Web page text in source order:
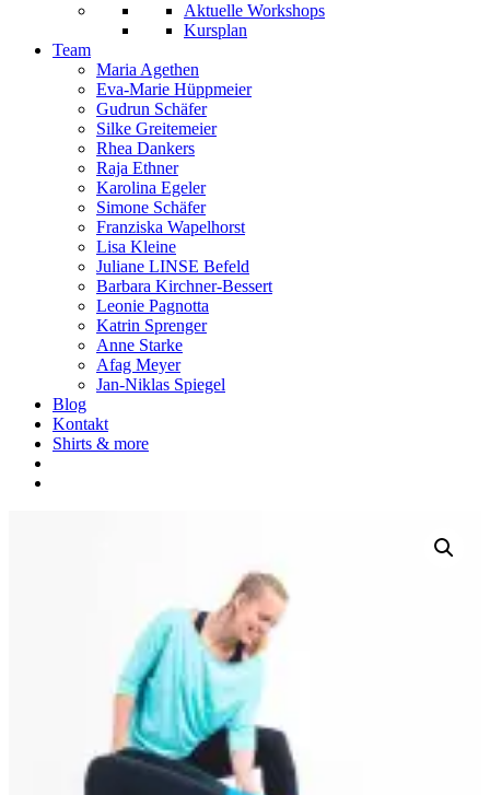
Aktuelle Workshops
Kursplan
Team
Maria Agethen
Eva-Marie Hüppmeier
Gudrun Schäfer
Silke Greitemeier
Rhea Dankers
Raja Ethner
Karolina Egeler
Simone Schäfer
Franziska Wapelhorst
Lisa Kleine
Juliane LINSE Befeld
Barbara Kirchner-Bessert
Leonie Pagnotta
Katrin Sprenger
Anne Starke
Afag Meyer
Jan-Niklas Spiegel
Blog
Kontakt
Shirts & more